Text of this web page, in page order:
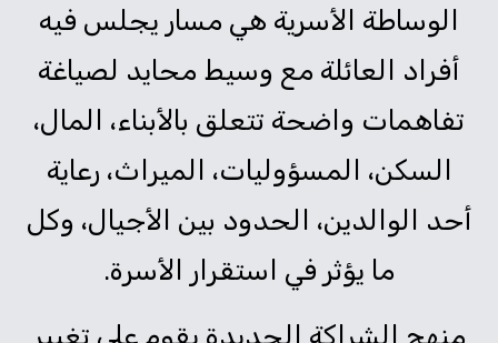
الوساطة الأسرية هي مسار يجلس فيه
أفراد العائلة مع وسيط محايد لصياغة
تفاهمات واضحة تتعلق بالأبناء، المال،
السكن، المسؤوليات، الميراث، رعاية
أحد الوالدين، الحدود بين الأجيال، وكل
ما يؤثر في استقرار الأسرة.
منهج الشراكة الجديدة يقوم على تغيير